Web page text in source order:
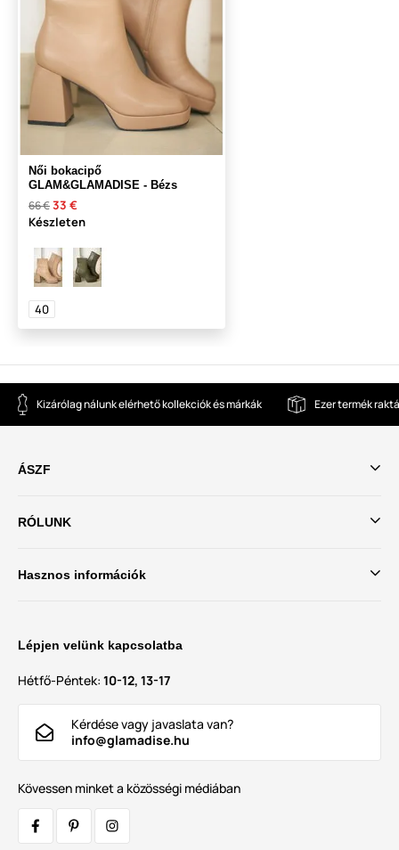
Női bokacipő
GLAM&GLAMADISE - Bézs
66 €33 €
Készleten
40
Kizárólag nálunk elérhető kollekciók és márkák Ezer termék
ÁSZF
RÓLUNK
Hasznos információk
Lépjen velünk kapcsolatba
Hétfő-Péntek: 10-12, 13-17
Kérdése vagy javaslata van?
info@glamadise.hu
Kövessen minket a közösségi médiában